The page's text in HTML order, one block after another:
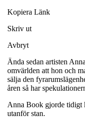
Kopiera Länk
Skriv ut
Avbryt
Ända sedan artisten
omvärlden att hon och
sälja den
åren så har
Anna Book gjorde tidigt
utanför stan.